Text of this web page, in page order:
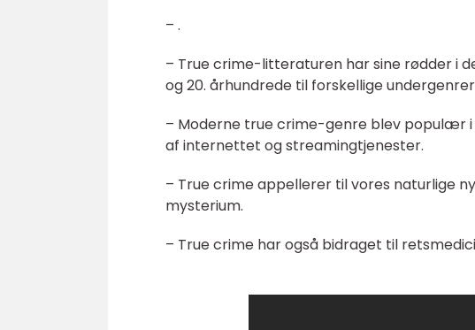
– .
– True crime-litteraturen har sine rødder i
og 20. århundrede til forskellige
– Moderne true crime-genre blev populær i
af internettet og streamingtjenester.
– True crime appellerer til vores naturlige
mysterium.
– True crime har også bidraget til